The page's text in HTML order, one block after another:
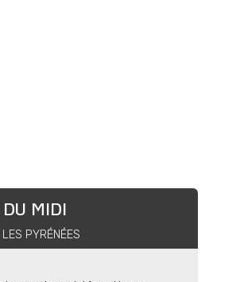
moniteurs ESF.
DU MIDI
PYRÉNÉES